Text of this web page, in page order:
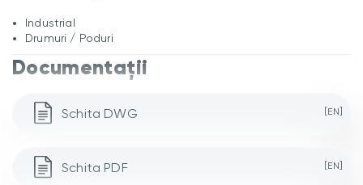
Industrial
Drumuri / Poduri
Documentații
Schita DWG [EN]
Schita PDF [EN]